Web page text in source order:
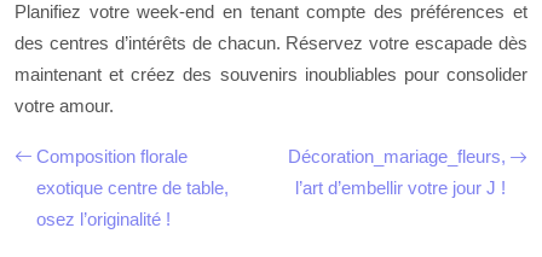
Planifiez votre week-end en tenant compte des préférences et
des centres d’intérêts de chacun. Réservez votre escapade dès
maintenant et créez des souvenirs inoubliables pour consolider
votre amour.
Composition florale
exotique centre de table,
osez l’originalité !
Décoration_mariage_fleurs,
l’art d’embellir votre jour J !